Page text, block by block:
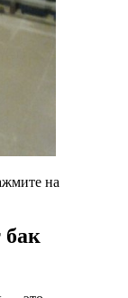
на